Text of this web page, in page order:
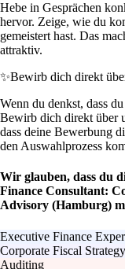
Hebe in Gesprächen
hervor. Zeige, wie du
gemeistert hast. Das
attraktiv.
✨Bewirb dich direkt
Wenn du denkst, dass
Bewirb dich direkt über
dass deine Bewerbung
den Auswahlprozess
Wir glauben, dass du
Finance Consultant:
Advisory (Hamburg)
Executive Finance
Corporate Fiscal Strategy
Auditing